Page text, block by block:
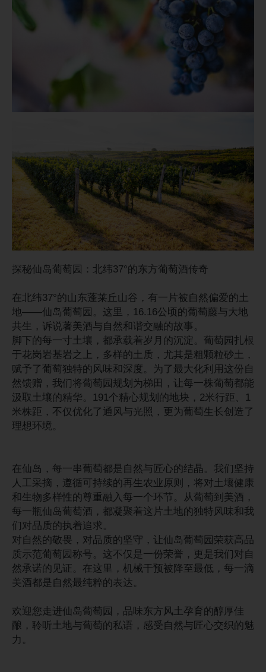
探秘仙岛葡萄园：北纬37°的东方葡萄酒传奇
在北纬37°的山东蓬莱丘山谷，有一片被自然偏爱的土
地——仙岛葡萄园。这里，16.16公顷的葡萄藤与大地
共生，诉说著美酒与自然和谐交融的故事。
脚下的每一寸土壤，都承载着岁月的沉淀。葡萄园扎根
于花岗岩基岩之上，多样的土质，尤其是粗颗粒砂土，
赋予了葡萄独特的风味和深度。为了最大化利用这份自
然馈赠，我们将葡萄园规划为梯田，让每一株葡萄都能
汲取土壤的精华。191个精心规划的地块，2米行距、1
米株距，不仅优化了通风与光照，更为葡萄生长创造了
理想环境。
在仙岛，每一串葡萄都是自然与匠心的结晶。我们坚持
人工采摘，遵循可持续的再生农业原则，将对土壤健康
和生物多样性的尊重融入每一个环节。从葡萄到美酒，
每一瓶仙岛葡萄酒，都凝聚着这片土地的独特风味和我
们对品质的执着追求。
对自然的敬畏，对品质的坚守，让仙岛葡萄园荣获高品
质示范葡萄园称号。这不仅是一份荣誉，更是我们对自
然承诺的见证。在这里，机械干预被降至最低，每一滴
美酒都是自然最纯粹的表达。
欢迎您走进仙岛葡萄园，品味东方风土孕育的醇厚佳
酿，聆听土地与葡萄的私语，感受自然与匠心交织的魅
力。